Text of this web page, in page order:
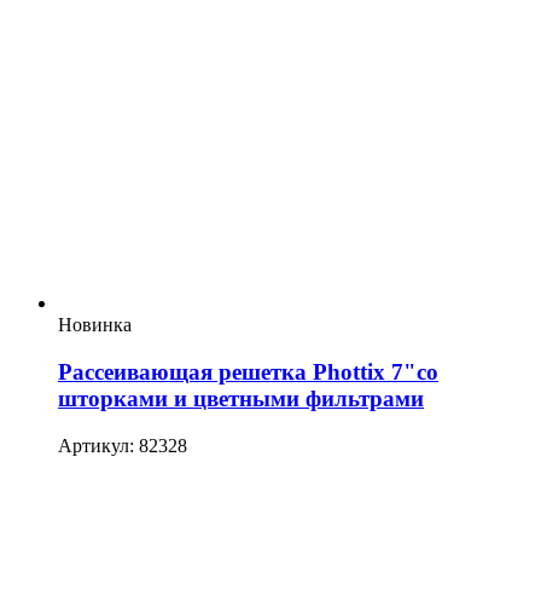
Новинка
Рассеивающая решетка Phottix 7"со
шторками и цветными фильтрами
Артикул: 82328